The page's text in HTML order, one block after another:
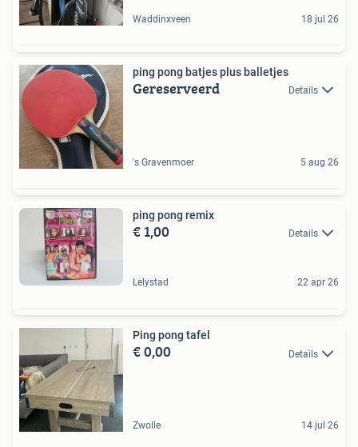
Waddinxveen 18 jul 26
ping pong batjes plus balletjes
Gereserveerd Details
's Gravenmoer 5 aug 26
ping pong remix
€ 1,00 Details
Lelystad 22 apr 26
Ping pong tafel
€ 0,00 Details
Zwolle 14 jul 26